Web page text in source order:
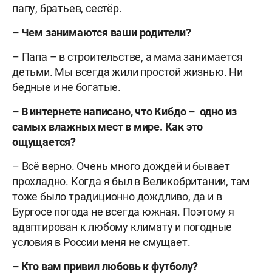
папу, братьев, сестёр.
– Чем занимаются ваши родители?
– Папа – в строительстве, а мама занимается
детьми. Мы всегда жили простой жизнью. Ни
бедные и не богатые.
– В интернете написано, что Кибдо – одно из
самых влажных мест в мире. Как это
ощущается?
– Всё верно. Очень много дождей и бывает
прохладно. Когда я был в Великобритании, там
тоже было традиционно дождливо, да и в
Бургосе погода не всегда южная. Поэтому я
адаптирован к любому климату и погодные
условия в России меня не смущает.
– Кто вам привил любовь к футболу?